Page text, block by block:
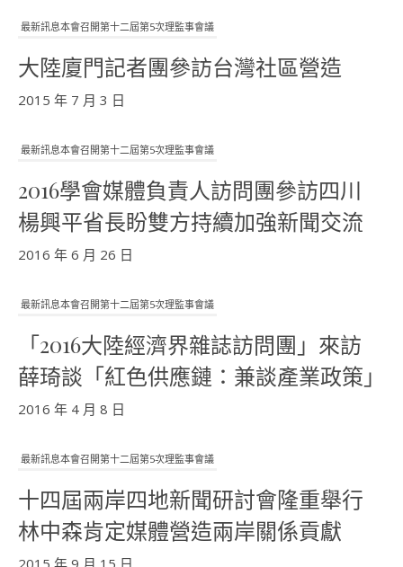
最新訊息本會召開第十二屆第5次理監事會議
大陸廈門記者團參訪台灣社區營造
2015 年 7 月 3 日
最新訊息本會召開第十二屆第5次理監事會議
2016學會媒體負責人訪問團參訪四川
楊興平省長盼雙方持續加強新聞交流
2016 年 6 月 26 日
最新訊息本會召開第十二屆第5次理監事會議
「2016大陸經濟界雜誌訪問團」來訪
薛琦談「紅色供應鏈：兼談產業政策」
2016 年 4 月 8 日
最新訊息本會召開第十二屆第5次理監事會議
十四屆兩岸四地新聞研討會隆重舉行
林中森肯定媒體營造兩岸關係貢獻
2015 年 9 月 15 日